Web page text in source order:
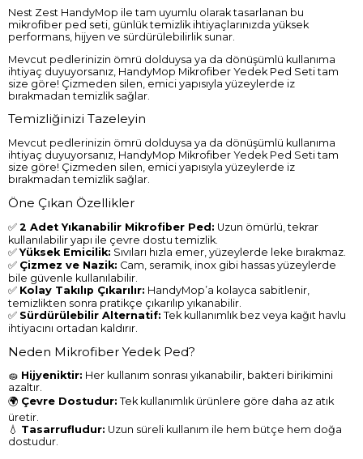
Nest Zest HandyMop ile tam uyumlu olarak tasarlanan bu
mikrofiber ped seti, günlük temizlik ihtiyaçlarınızda yüksek
performans, hijyen ve sürdürülebilirlik sunar.
Mevcut pedlerinizin ömrü dolduysa ya da dönüşümlü kullanıma
ihtiyaç duyuyorsanız, HandyMop Mikrofiber Yedek Ped Seti tam
size göre! Çizmeden silen, emici yapısıyla yüzeylerde iz
bırakmadan temizlik sağlar.
Temizliğinizi Tazeleyin
Mevcut pedlerinizin ömrü dolduysa ya da dönüşümlü kullanıma
ihtiyaç duyuyorsanız, HandyMop Mikrofiber Yedek Ped Seti tam
size göre! Çizmeden silen, emici yapısıyla yüzeylerde iz
bırakmadan temizlik sağlar.
Öne Çıkan Özellikler
✅ 2 Adet Yıkanabilir Mikrofiber Ped: Uzun ömürlü, tekrar
kullanılabilir yapı ile çevre dostu temizlik.
✅Yüksek Emicilik: Sıvıları hızla emer, yüzeylerde leke bırakmaz.
✅ Çizmez ve Nazik: Cam, seramik, inox gibi hassas yüzeylerde
bile güvenle kullanılabilir.
✅ Kolay Takılıp Çıkarılır: HandyMop’a kolayca sabitlenir,
temizlikten sonra pratikçe çıkarılıp yıkanabilir.
✅ Sürdürülebilir Alternatif: Tek kullanımlık bez veya kağıt havlu
ihtiyacını ortadan kaldırır.
Neden Mikrofiber Yedek Ped?
🧽 Hijyeniktir: Her kullanım sonrası yıkanabilir, bakteri birikimini
azaltır.
🌍 Çevre Dostudur: Tek kullanımlık ürünlere göre daha az atık
üretir.
💧 Tasarrufludur: Uzun süreli kullanım ile hem bütçe hem doğa
dostudur.